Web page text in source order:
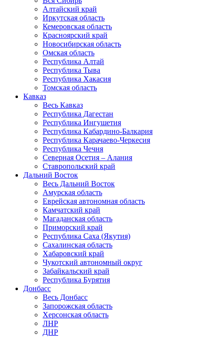
Алтайский край
Иркутская область
Кемеровская область
Красноярский край
Новосибирская область
Омская область
Республика Алтай
Республика Тыва
Республика Хакасия
Томская область
Кавказ
Весь Кавказ
Республика Дагестан
Республика Ингушетия
Республика Кабардино-Балкария
Республика Карачаево-Черкесия
Республика Чечня
Северная Осетия – Алания
Ставропольский край
Дальний Восток
Весь Дальний Восток
Амурская область
Еврейская автономная область
Камчатский край
Магаданская область
Приморский край
Республика Саха (Якутия)
Сахалинская область
Хабаровский край
Чукотский автономный округ
Забайкальский край
Республика Бурятия
Донбасс
Весь Донбасс
Запорожская область
Херсонская область
ЛНР
ДНР